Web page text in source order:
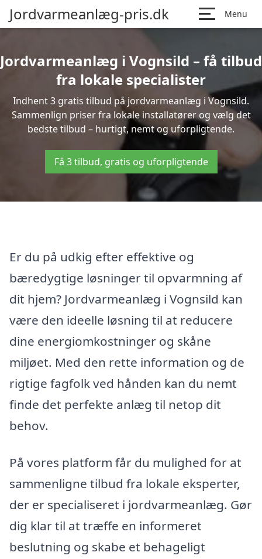
Jordvarmeanlæg-pris.dk Menu
Jordvarmeanlæg i Vognsild – få tilbud
fra lokale specialister
Indhent 3 gratis tilbud på jordvarmeanlæg i Vognsild.
Sammenlign priser fra lokale installatører og vælg det
bedste tilbud – hurtigt, nemt og uforpligtende.
Få 3 tilbud, gratis og uforpligtende
Er du på udkig efter effektive og
bæredygtige løsninger til opvarmning af
dit hjem? Jordvarmeanlæg i Vognsild kan
være den ideelle løsning til at reducere
dine energiomkostninger og skåne
miljøet. Med den rette information og de
rigtige fagfolk ved hånden kan du nemt
finde det perfekte anlæg til netop dit
behov.
På vores platform får du mulighed for at
sammenligne tilbud fra lokale eksperter,
der er specialiseret i jordvarmeanlæg. Gør
dig klar til at træffe en informeret
beslutning og skabe et behageligt